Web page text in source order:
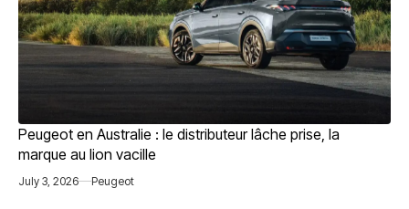
Peugeot en Australie : le distributeur lâche prise, la
marque au lion vacille
July 3, 2026 Peugeot